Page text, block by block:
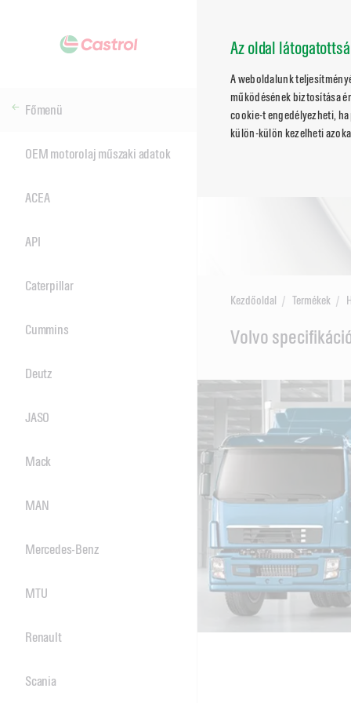
Az oldal
A weboldalunk
működésének biztosítása
cookie-t engedélyezheti,
külön-külön kezelheti
Főmenü
OEM motorolaj műszaki adatok
ACEA
API
Caterpillar
Cummins
Deutz
JASO
Mack
MAN
Mercedes-Benz
MTU
Renault
Scania
Kezdőoldal Termékek
Volvo